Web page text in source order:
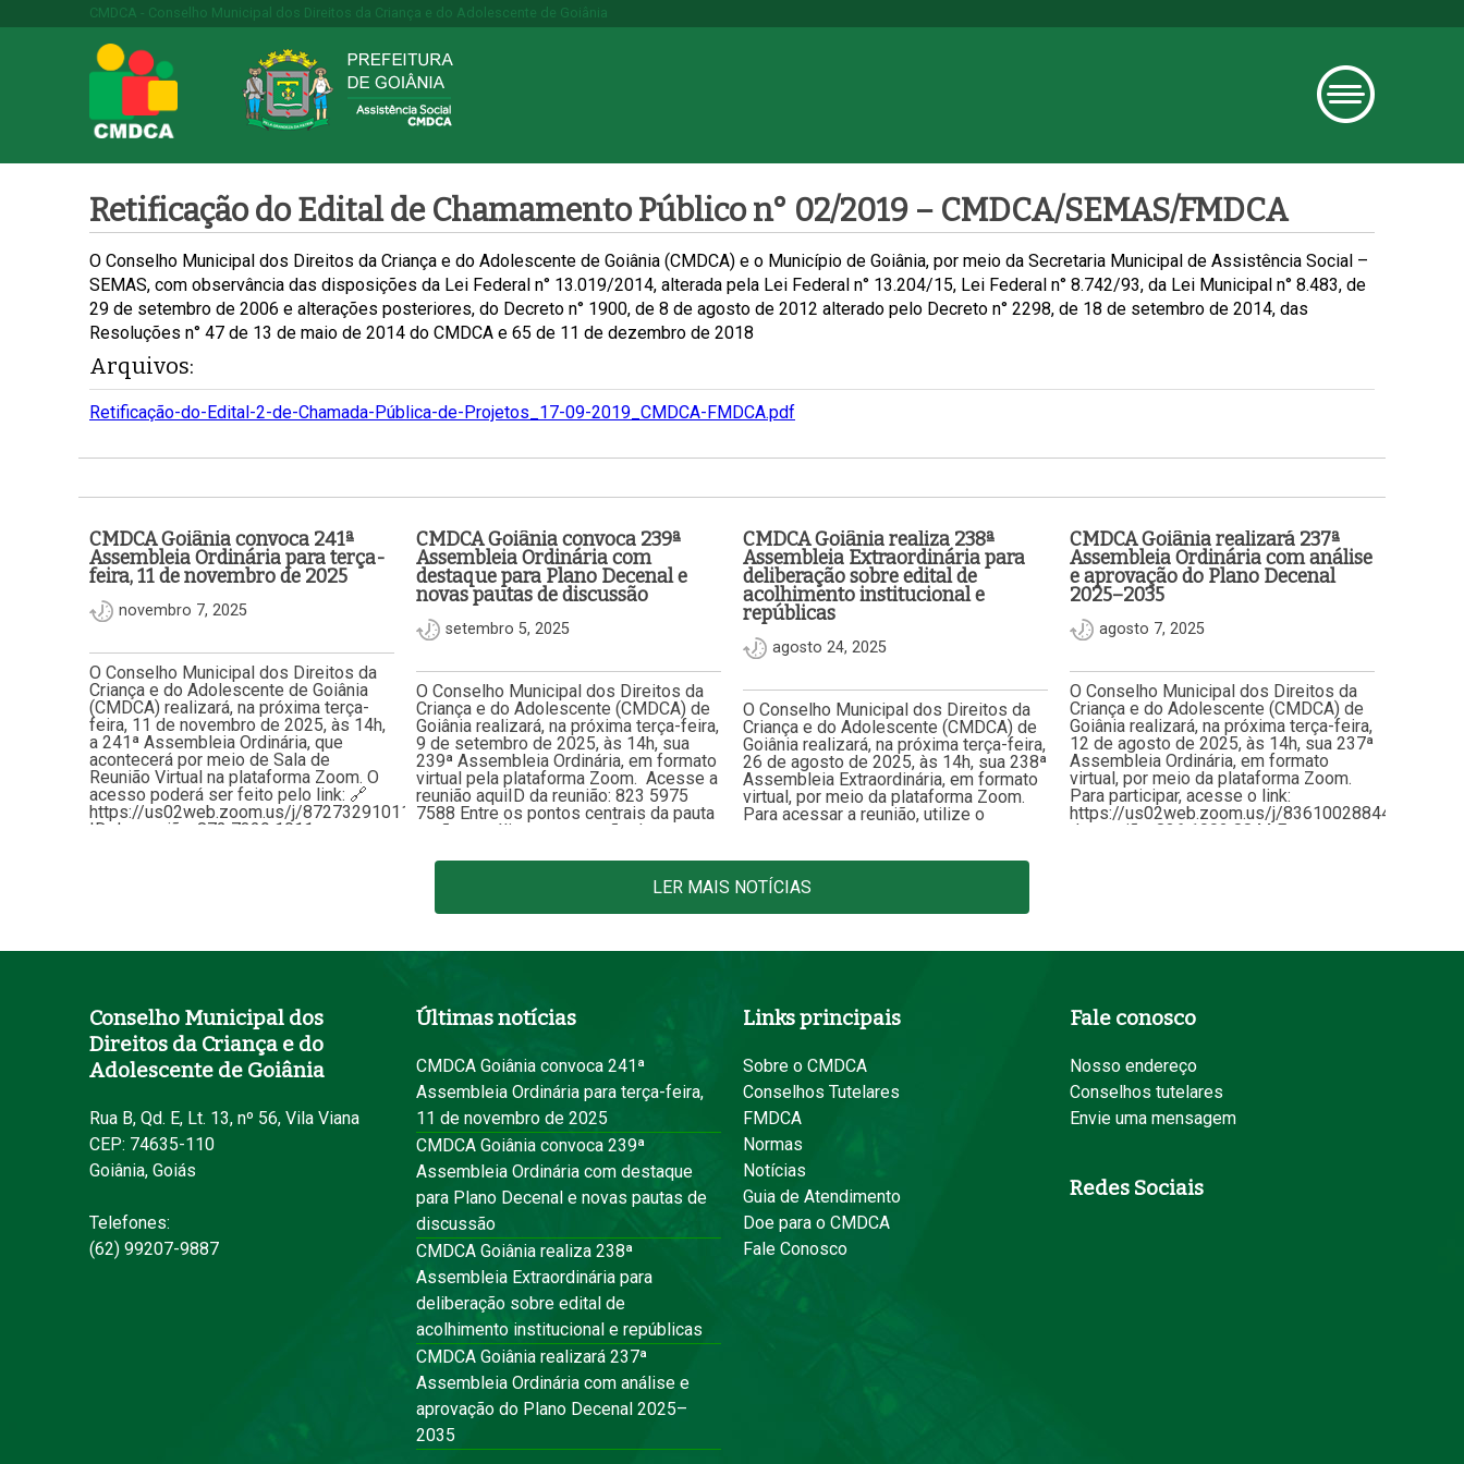
CMDCA - Conselho Municipal dos Direitos da Criança e do Adolescente de Goiânia
Retificação do Edital de Chamamento Público n° 02/2019 – CMDCA/SEMAS/FMDCA
O Conselho Municipal dos Direitos da Criança e do Adolescente de Goiânia (CMDCA) e o Município de Goiânia, por meio da Secretaria Municipal de Assistência Social –
SEMAS, com observância das disposições da Lei Federal n° 13.019/2014, alterada pela Lei Federal n° 13.204/15, Lei Federal n° 8.742/93, da Lei Municipal n° 8.483, de
29 de setembro de 2006 e alterações posteriores, do Decreto n° 1900, de 8 de agosto de 2012 alterado pelo Decreto n° 2298, de 18 de setembro de 2014, das
Resoluções n° 47 de 13 de maio de 2014 do CMDCA e 65 de 11 de dezembro de 2018
Arquivos:
Retificação-do-Edital-2-de-Chamada-Pública-de-Projetos_17-09-2019_CMDCA-FMDCA.pdf
CMDCA Goiânia convoca 241ª
Assembleia Ordinária para terça-
feira, 11 de novembro de 2025
novembro 7, 2025
O Conselho Municipal dos Direitos da
Criança e do Adolescente de Goiânia
(CMDCA) realizará, na próxima terça-
feira, 11 de novembro de 2025, às 14h,
a 241ª Assembleia Ordinária, que
acontecerá por meio de Sala de
Reunião Virtual na plataforma Zoom. O
acesso poderá ser feito pelo link: 🔗
https://us02web.zoom.us/j/87273291011🆔
ID da reunião: 872 7329 1011…
CMDCA Goiânia convoca 239ª
Assembleia Ordinária com
destaque para Plano Decenal e
novas pautas de discussão
setembro 5, 2025
O Conselho Municipal dos Direitos da
Criança e do Adolescente (CMDCA) de
Goiânia realizará, na próxima terça-feira,
9 de setembro de 2025, às 14h, sua
239ª Assembleia Ordinária, em formato
virtual pela plataforma Zoom. Acesse a
reunião aquiID da reunião: 823 5975
7588 Entre os pontos centrais da pauta
estão a análise e aprovação do…
CMDCA Goiânia realiza 238ª
Assembleia Extraordinária para
deliberação sobre edital de
acolhimento institucional e
repúblicas
agosto 24, 2025
O Conselho Municipal dos Direitos da
Criança e do Adolescente (CMDCA) de
Goiânia realizará, na próxima terça-feira,
26 de agosto de 2025, às 14h, sua 238ª
Assembleia Extraordinária, em formato
virtual, por meio da plataforma Zoom.
Para acessar a reunião, utilize o
link:https://us02web.zoom.us/j/83377374237ID
convocação tem como objetivo apreciar
consulta…
CMDCA Goiânia realizará 237ª
Assembleia Ordinária com análise
e aprovação do Plano Decenal
2025–2035
agosto 7, 2025
O Conselho Municipal dos Direitos da
Criança e do Adolescente (CMDCA) de
Goiânia realizará, na próxima terça-feira,
12 de agosto de 2025, às 14h, sua 237ª
Assembleia Ordinária, em formato
virtual, por meio da plataforma Zoom.
Para participar, acesse o link:
https://us02web.zoom.us/j/83610028844ID
da reunião: 836 1002 8844 Entre os
LER MAIS NOTÍCIAS
Conselho Municipal dos
Direitos da Criança e do
Adolescente de Goiânia
Rua B, Qd. E, Lt. 13, nº 56, Vila Viana
CEP: 74635-110
Goiânia, Goiás
Telefones:
(62) 99207-9887
Últimas notícias
CMDCA Goiânia convoca 241ª
Assembleia Ordinária para terça-feira,
11 de novembro de 2025
CMDCA Goiânia convoca 239ª
Assembleia Ordinária com destaque
para Plano Decenal e novas pautas de
discussão
CMDCA Goiânia realiza 238ª
Assembleia Extraordinária para
deliberação sobre edital de
acolhimento institucional e repúblicas
CMDCA Goiânia realizará 237ª
Assembleia Ordinária com análise e
aprovação do Plano Decenal 2025–
2035
Links principais
Sobre o CMDCA
Conselhos Tutelares
FMDCA
Normas
Notícias
Guia de Atendimento
Doe para o CMDCA
Fale Conosco
Fale conosco
Nosso endereço
Conselhos tutelares
Envie uma mensagem
Redes Sociais